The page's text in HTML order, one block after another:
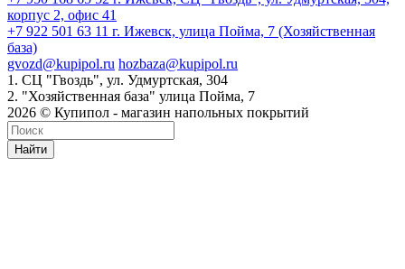
корпус 2, офис 41
+7 922 501 63 11 г. Ижевск, улица Пойма, 7 (Хозяйственная
база)
gvozd@kupipol.ru hozbaza@kupipol.ru
1. СЦ "Гвоздь", ул. Удмуртская, 304
2. "Хозяйственная база" улица Пойма, 7
2026 © Купипол - магазин напольных покрытий
Найти